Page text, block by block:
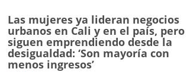
Las mujeres ya lideran negocios
urbanos en Cali y en el país, pero
siguen emprendiendo desde la
desigualdad: ‘Son mayoría con
menos ingresos’